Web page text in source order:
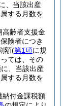
、当該出産
する月数を
高齢者支援金
険者につき
額(第1項に規
ては、その
、当該出産
する月数を
納付金課税額